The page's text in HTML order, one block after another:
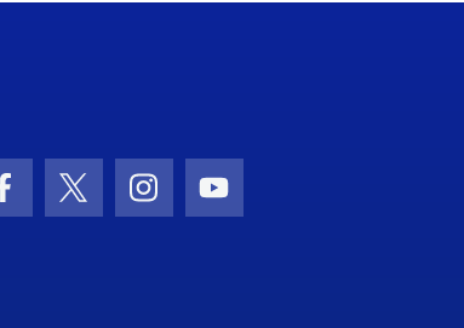
Facebook Icon
Twitter IconInstagram Icon
Youtube Icon